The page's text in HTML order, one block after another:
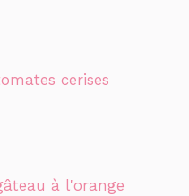
cerises
à l'orange